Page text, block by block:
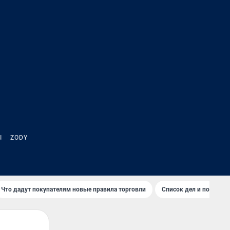
ZODY
Что дадут покупателям новые правила торговли Список дел и покупок